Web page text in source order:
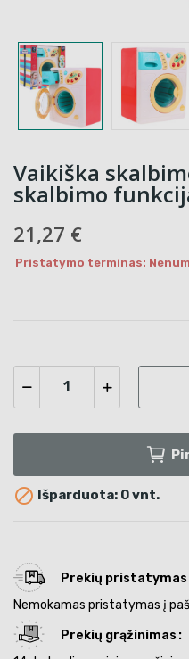
Vaikiška
skalbimo
21,27 €
Pristatymo terminas:
 Išparduota: 0 vnt.
Prekių pristatymas
Nemokamas pristatymas į
Prekių grąžinimas